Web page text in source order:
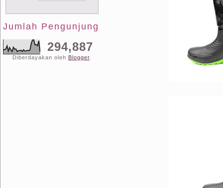
Jumlah Pengunjung
294,887
Diberdayakan oleh Blogger